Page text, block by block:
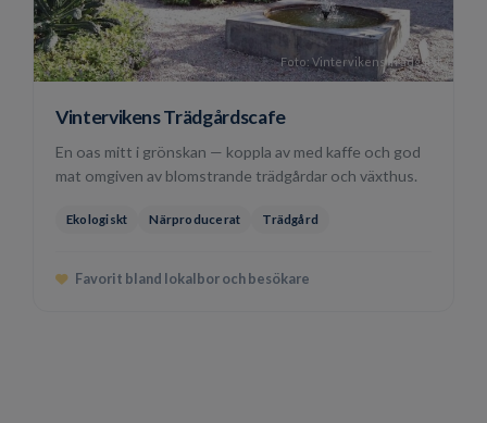
Foto: Vintervikens Trädgård
Vintervikens Trädgårdscafe
En oas mitt i grönskan — koppla av med kaffe och god
mat omgiven av blomstrande trädgårdar och växthus.
Ekologiskt Närproducerat Trädgård
Favorit bland lokalbor och besökare